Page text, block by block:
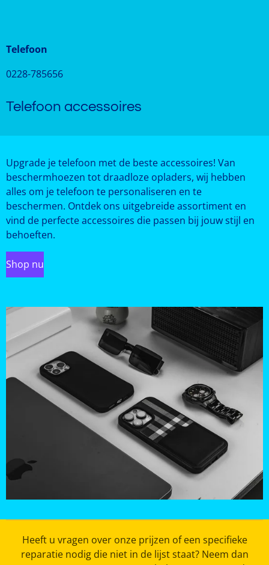
Telefoon
0228-785656
Telefoon accessoires
Upgrade je telefoon met de beste accessoires! Van
beschermhoezen tot draadloze opladers, wij hebben
alles om je telefoon te personaliseren en te
beschermen. Ontdek ons uitgebreide assortiment en
vind de perfecte accessoires die passen bij jouw stijl en
behoeften.
Shop nu
Heeft u vragen over onze prijzen of een specifieke
reparatie nodig die niet in de lijst staat? Neem dan